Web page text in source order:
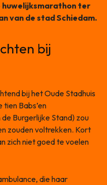
ter
van de stad Schiedam.
bij
bij het Oude Stadhuis
tien Babs’en
Burgerlijke Stand) zou
zouden voltrekken. Kort
zich niet goed te voelen
die haar